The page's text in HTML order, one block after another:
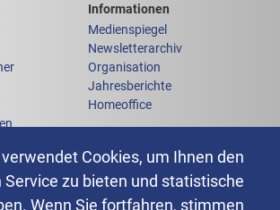
Cookies, um Ihnen den
zu bieten und statistische
Wenn Sie fortfahren, stimmen
Links zu weiteren
Informationen
Medienspiegel
Newsletterarchiv
Organisation
Jahresberichte
Homeoffice